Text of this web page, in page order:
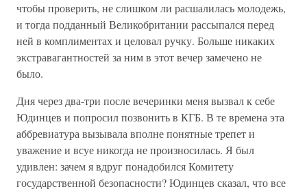
чтобы проверить, не слишком ли расшалилась молодежь,
и тогда подданный Великобритании рассыпался перед
ней в комплиментах и целовал ручку. Больше никаких
экстравагантностей за ним в этот вечер замечено не
было.
Дня через два-три после вечеринки меня вызвал к себе
Юдинцев и попросил позвонить в КГБ. В те времена эта
аббревиатура вызывала вполне понятные трепет и
уважение и всуе никогда не произносилась. Я был
удивлен: зачем я вдруг понадобился Комитету
государственной безопасности? Юдинцев сказал, что все